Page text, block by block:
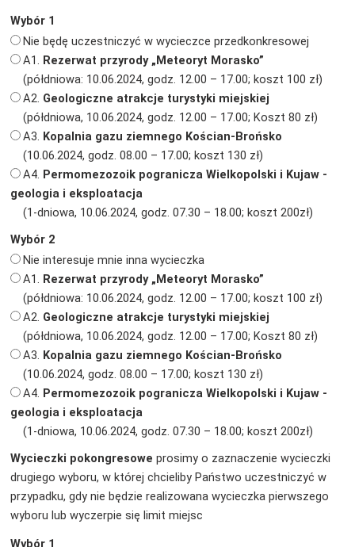
Wybór 1
Nie będę uczestniczyć w wycieczce przedkonkresowej
A1. Rezerwat przyrody „Meteoryt Morasko”
(półdniowa: 10.06.2024, godz. 12.00 – 17.00; koszt 100 zł)
A2. Geologiczne atrakcje turystyki miejskiej
(półdniowa, 10.06.2024, godz. 12.00 – 17.00; Koszt 80 zł)
A3. Kopalnia gazu ziemnego Kościan-Brońsko
(10.06.2024, godz. 08.00 – 17.00; koszt 130 zł)
A4. Permomezozoik pogranicza Wielkopolski i Kujaw -
geologia i eksploatacja
(1-dniowa, 10.06.2024, godz. 07.30 – 18.00; koszt 200zł)
Wybór 2
Nie interesuje mnie inna wycieczka
A1. Rezerwat przyrody „Meteoryt Morasko”
(półdniowa: 10.06.2024, godz. 12.00 – 17.00; koszt 100 zł)
A2. Geologiczne atrakcje turystyki miejskiej
(półdniowa, 10.06.2024, godz. 12.00 – 17.00; Koszt 80 zł)
A3. Kopalnia gazu ziemnego Kościan-Brońsko
(10.06.2024, godz. 08.00 – 17.00; koszt 130 zł)
A4. Permomezozoik pogranicza Wielkopolski i Kujaw -
geologia i eksploatacja
(1-dniowa, 10.06.2024, godz. 07.30 – 18.00; koszt 200zł)
Wycieczki pokongresowe prosimy o zaznaczenie wycieczki
drugiego wyboru, w której chcieliby Państwo uczestniczyć w
przypadku, gdy nie będzie realizowana wycieczka pierwszego
wyboru lub wyczerpie się limit miejsc
Wybór 1